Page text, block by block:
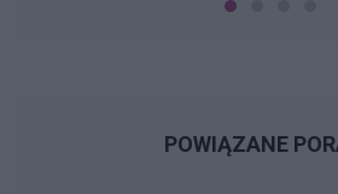
POWIĄZANE